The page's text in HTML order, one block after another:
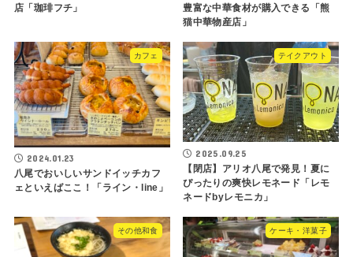
店「珈琲フチ」
豊富な中華食材が購入できる「熊
猫中華物産店」
カフェ
2024.01.23
八尾でおいしいサンドイッチカフ
ェといえばここ！「ライン・line」
テイクアウト
2025.09.25
【閉店】アリオ八尾で発見！夏に
ぴったりの爽快レモネード「レモ
ネードbyレモニカ」
その他和食 ケーキ・洋菓子